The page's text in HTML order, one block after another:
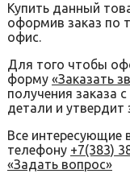
Купить данный
оформив заказ по
офис.
Для того чтобы
форму «Заказать
получения заказа
детали и утвердит
Все интересующие
телефону +7(383)
«Задать вопрос»